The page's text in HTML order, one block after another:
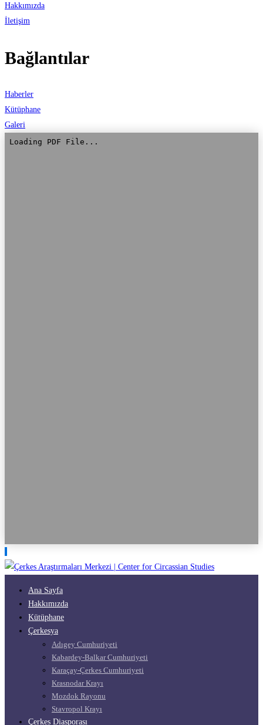
Hakkımızda
İletişim
Bağlantılar
Haberler
Kütüphane
Galeri
Ana Sayfa
Hakkımızda
Kütüphane
Çerkesya
Adıgey Cumhuriyeti
Kabardey-Balkar Cumhuriyeti
Karaçay-Çerkes Cumhuriyeti
Krasnodar Krayı
Mozdok Rayonu
Stavropol Krayı
Çerkes Diasporası